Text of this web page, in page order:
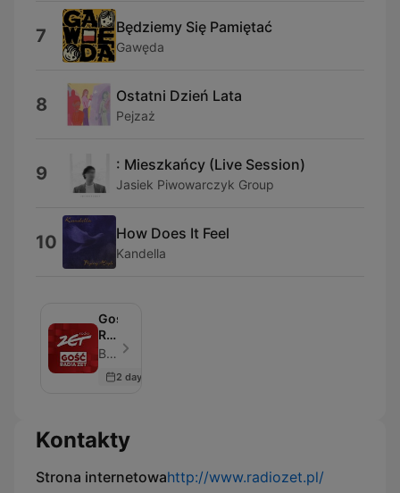
7 Będziemy Się Pamiętać
Gawęda
8 Ostatni Dzień Lata
Pejzaż
9 : Mieszkańcy (Live Session)
Jasiek Piwowarczyk Group
10 How Does It Feel
Kandella
Gość
Radia
ZET
Beata Lubecka - Odcinek 216
2 days ago
Kontakty
Strona internetowahttp://www.radiozet.pl/